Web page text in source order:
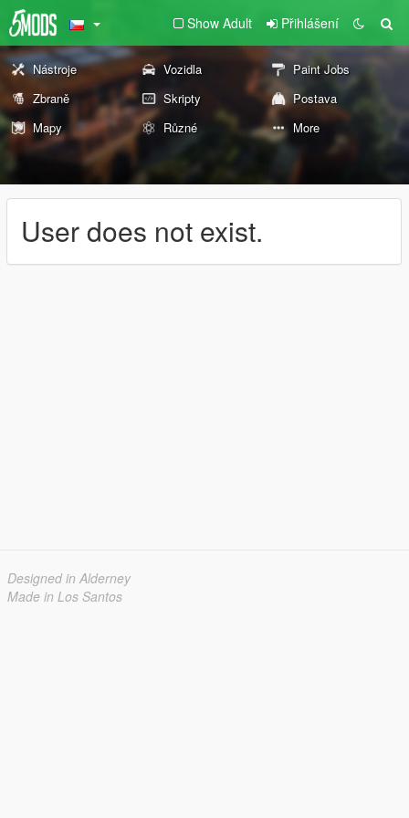
Show Adult Přihlášení
Nástroje Vozidla
Paint Jobs
Zbraně
Skripty
Postava
Mapy
Různé More
User does not exist.
Designed in Alderney
Made in Los Santos